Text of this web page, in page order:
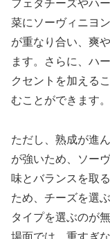
フェタチーズやハ
菜にソーヴィニヨ
が重なり合い、爽
ます。さらに、ハ
クセントを加える
むことができます。
ただし、熟成が進
が強いため、ソー
味とバランスを取
ため、チーズを選
タイプを選ぶのが